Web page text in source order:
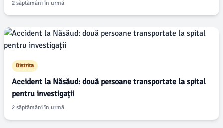
2 săptămâni în urmă
Bistrita
Accident la Năsăud: două persoane transportate la spital
pentru investigații
2 săptămâni în urmă